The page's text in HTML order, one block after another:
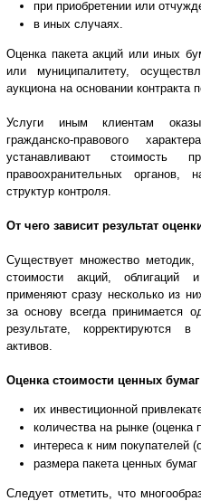
при приобретении или
в иных случаях.
Оценка пакета акций или иных
или муниципалитету,
аукциона на основании контракта
Услуги иным клиентам
гражданско-правового
устанавливают стоимость
правоохранительных органов,
структур контроля.
От чего зависит результат
Существует множество
стоимости акций, облигаций
применяют сразу несколько из
за основу всегда принимается
результате, корректируются
активов.
Оценка стоимости ценных
их инвестиционной
количества на рынке (оценка
интереса к ним покупателей
размера пакета ценных бумаг
Следует отметить, что